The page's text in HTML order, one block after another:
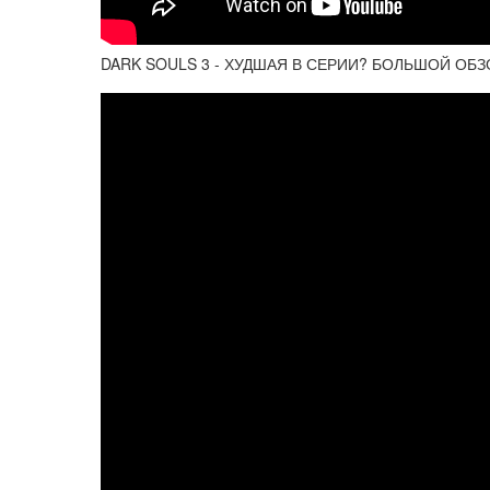
DARK SOULS 3 - ХУДШАЯ В СЕРИИ? БОЛЬШОЙ